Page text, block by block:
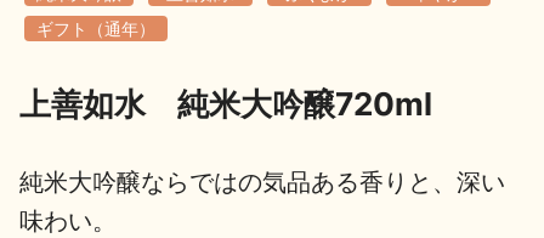
ギフト（通年）
上善如水 純米大吟醸720ml
純米大吟醸ならではの気品ある香りと、深い
味わい。